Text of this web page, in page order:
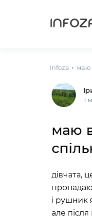
Infoza маю
1
маю
дівчата,
і рушник
але